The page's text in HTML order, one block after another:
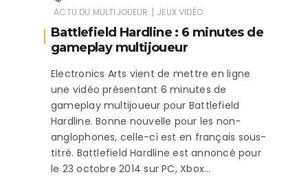
ACTU DU MULTIJOUEUR | JEUX VIDÉO
Battlefield Hardline : 6 minutes de
gameplay multijoueur
Electronics Arts vient de mettre en ligne
une vidéo présentant 6 minutes de
gameplay multijoueur pour Battlefield
Hardline. Bonne nouvelle pour les non-
anglophones, celle-ci est en français sous-
titré. Battlefield Hardline est annoncé pour
le 23 octobre 2014 sur PC, Xbox…